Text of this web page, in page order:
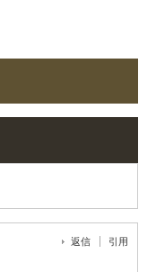
返信 引用